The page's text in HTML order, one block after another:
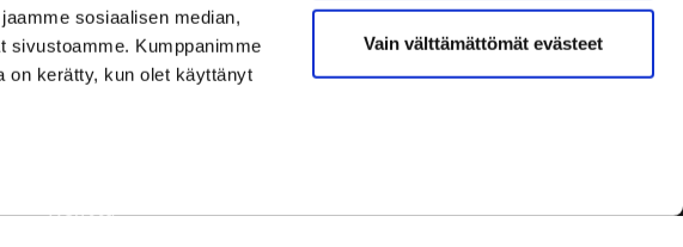
sosiaalisen median,
sivustoamme. Kumppanimme
on kerätty, kun olet käyttänyt
Vain välttämättömät evästeet